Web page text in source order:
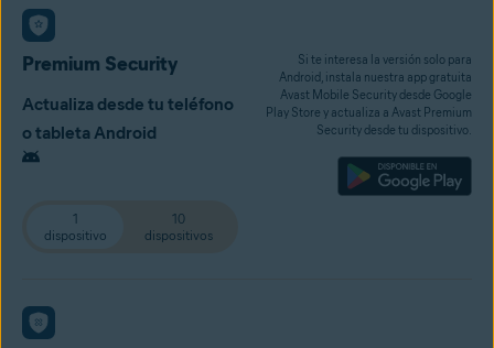
Premium Security
Actualiza desde tu teléfono
o tableta Android
1
dispositivo
10
dispositivos
Si te interesa la versión solo para
Android, instala nuestra app gratuita
Avast Mobile Security desde Google
Play Store y actualiza a Avast Premium
Security desde tu dispositivo.